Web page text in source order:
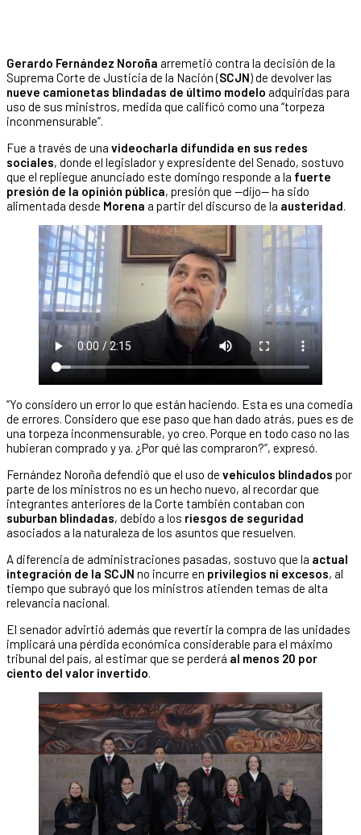
Gerardo Fernández Noroña arremetió contra la decisión de la
Suprema Corte de Justicia de la Nación (SCJN) de devolver las
nueve camionetas blindadas de último modelo adquiridas para
uso de sus ministros, medida que calificó como una “torpeza
inconmensurable”.
Fue a través de una videocharla difundida en sus redes
sociales, donde el legislador y expresidente del Senado, sostuvo
que el repliegue anunciado este domingo responde a la fuerte
presión de la opinión pública, presión que —dijo— ha sido
alimentada desde Morena a partir del discurso de la austeridad.
“Yo considero un error lo que están haciendo. Esta es una comedia
de errores. Considero que ese paso que han dado atrás, pues es de
una torpeza inconmensurable, yo creo. Porque en todo caso no las
hubieran comprado y ya. ¿Por qué las compraron?”, expresó.
Fernández Noroña defendió que el uso de vehículos blindados por
parte de los ministros no es un hecho nuevo, al recordar que
integrantes anteriores de la Corte también contaban con
suburban blindadas, debido a los riesgos de seguridad
asociados a la naturaleza de los asuntos que resuelven.
A diferencia de administraciones pasadas, sostuvo que la actual
integración de la SCJN no incurre en privilegios ni excesos, al
tiempo que subrayó que los ministros atienden temas de alta
relevancia nacional.
El senador advirtió además que revertir la compra de las unidades
implicará una pérdida económica considerable para el máximo
tribunal del país, al estimar que se perderá al menos 20 por
ciento del valor invertido.